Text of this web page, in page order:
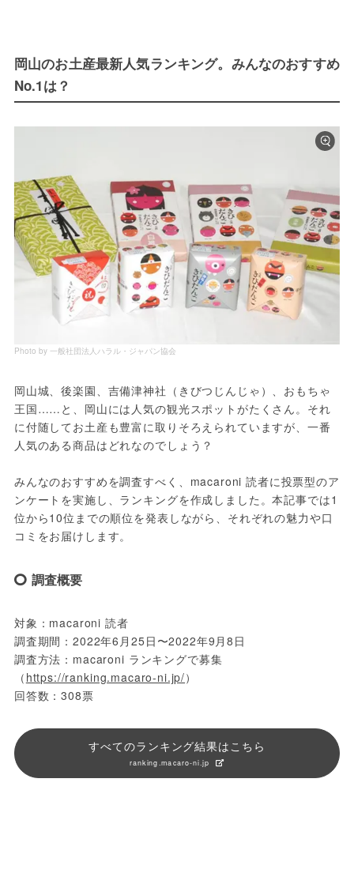
岡山のお土産最新人気ランキング。みんなのおすすめ
No.1は？
Photo by 一般社団法人ハラル・ジャパン協会
岡山城、後楽園、吉備津神社（きびつじんじゃ）、おもちゃ
王国……と、岡山には人気の観光スポットがたくさん。それ
に付随してお土産も豊富に取りそろえられていますが、一番
人気のある商品はどれなのでしょう？
みんなのおすすめを調査すべく、macaroni 読者に投票型のア
ンケートを実施し、ランキングを作成しました。本記事では1
位から10位までの順位を発表しながら、それぞれの魅力や口
コミをお届けします。
調査概要
対象：macaroni 読者
調査期間：2022年6月25日〜2022年9月8日
調査方法：macaroni ランキングで募集
（ https://ranking.macaro-ni.jp/）
回答数：308票
すべてのランキング結果はこちら
ranking.macaro-ni.jp